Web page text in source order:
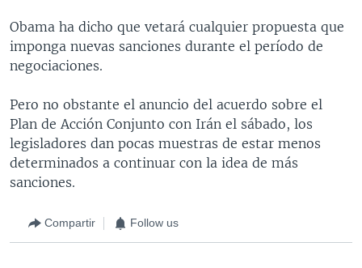
Obama ha dicho que vetará cualquier propuesta que
imponga nuevas sanciones durante el período de
negociaciones.
Pero no obstante el anuncio del acuerdo sobre el
Plan de Acción Conjunto con Irán el sábado, los
legisladores dan pocas muestras de estar menos
determinados a continuar con la idea de más
sanciones.
Compartir Follow us